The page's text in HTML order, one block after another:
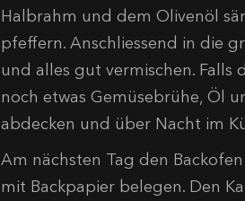
Halbrahm und dem Olivenöl
pfeffern. Anschliessend in die
und alles gut vermischen. Falls
noch etwas Gemüsebrühe, Öl
abdecken und über Nacht im
Am nächsten Tag den
mit Backpapier belegen. Den